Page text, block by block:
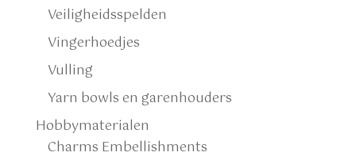
Veiligheidsspelden
Vingerhoedjes
Vulling
Yarn bowls en garenhouders
Hobbymaterialen
Charms Embellishments